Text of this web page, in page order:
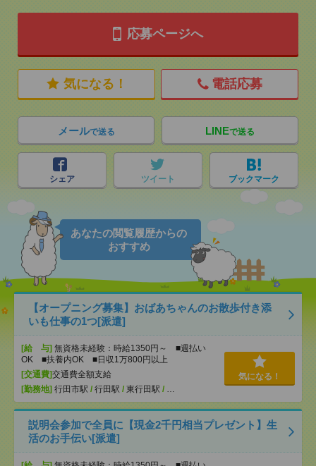
応募ページへ
気になる！ 電話応募
メールで送る LINEで送る
シェア ツイート ブックマーク
あなたの閲覧履歴からの
おすすめ
【オープニング募集】おばあちゃんのお散歩付き添
いも仕事の1つ[派遣]
[給 与] 無資格未経験：時給1350円～ ■週払い
OK ■扶養内OK ■日収1万800円以上
[交通費]交通費全額支給
[勤務地] 行田市駅 / 行田駅 / 東行田駅 / …
気になる！
説明会参加で全員に【現金2千円相当プレゼント】生
活のお手伝い[派遣]